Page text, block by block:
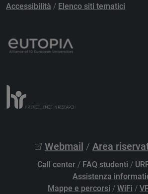
Accessibilità / Elenco siti tematici
Webmail / Area
Call center / FAQ studenti /
Assistenza
Mappe e percorsi / WiFi /